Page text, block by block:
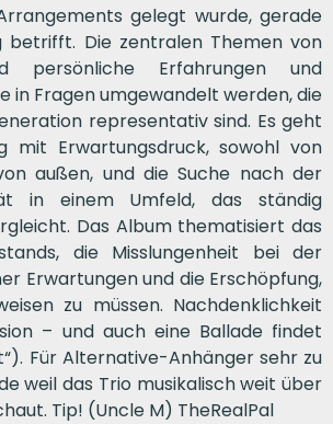
gelegt wurde, gerade
betrifft. Die zentralen Themen von
persönliche Erfahrungen und
in Fragen umgewandelt werden, die
representativ sind. Es geht
mit Erwartungsdruck, sowohl von
außen, und die Suche nach der
in einem Umfeld, das ständig
Das Album thematisiert das
die Misslungenheit bei der
Erwartungen und die Erschöpfung,
zu müssen. Nachdenklichkeit
– und auch eine Ballade findet
Für Alternative-Anhänger sehr zu
weil das Trio musikalisch weit über
Tip! (Uncle M) TheRealPal